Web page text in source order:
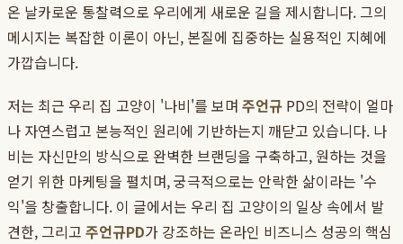
온 날카로운 통찰력으로 우리에게 새로운 길을 제시합니다. 그의
메시지는 복잡한 이론이 아닌, 본질에 집중하는 실용적인 지혜에
가깝습니다.
저는 최근 우리 집 고양이 '나비'를 보며 주언규 PD의 전략이 얼마
나 자연스럽고 본능적인 원리에 기반하는지 깨닫고 있습니다. 나
비는 자신만의 방식으로 완벽한 브랜딩을 구축하고, 원하는 것을
얻기 위한 마케팅을 펼치며, 궁극적으로는 안락한 삶이라는 '수
익'을 창출합니다. 이 글에서는 우리 집 고양이의 일상 속에서 발
견한, 그리고 주언규PD가 강조하는 온라인 비즈니스 성공의 핵심